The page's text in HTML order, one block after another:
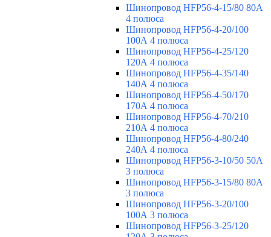
Шинопровод HFP56-4-15/80 80А
4 полюса
Шинопровод HFP56-4-20/100
100А 4 полюса
Шинопровод HFP56-4-25/120
120А 4 полюса
Шинопровод HFP56-4-35/140
140А 4 полюса
Шинопровод HFP56-4-50/170
170А 4 полюса
Шинопровод HFP56-4-70/210
210А 4 полюса
Шинопровод HFP56-4-80/240
240А 4 полюса
Шинопровод HFP56-3-10/50 50А
3 полюса
Шинопровод HFP56-3-15/80 80А
3 полюса
Шинопровод HFP56-3-20/100
100А 3 полюса
Шинопровод HFP56-3-25/120